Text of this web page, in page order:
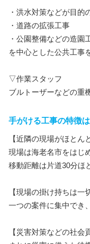
・洪水対策などが目的
・道路の拡張工事
・公園整備などの造園
を中心とした公共工事
▽作業スタッフ
ブルトーザーなどの重
手がける工事の特徴
【近隣の現場がほとん
現場は海老名市をはじ
移動距離は片道30分ほ
【現場の掛け持ちは一
一つの案件に集中でき
【災害対策などの社会